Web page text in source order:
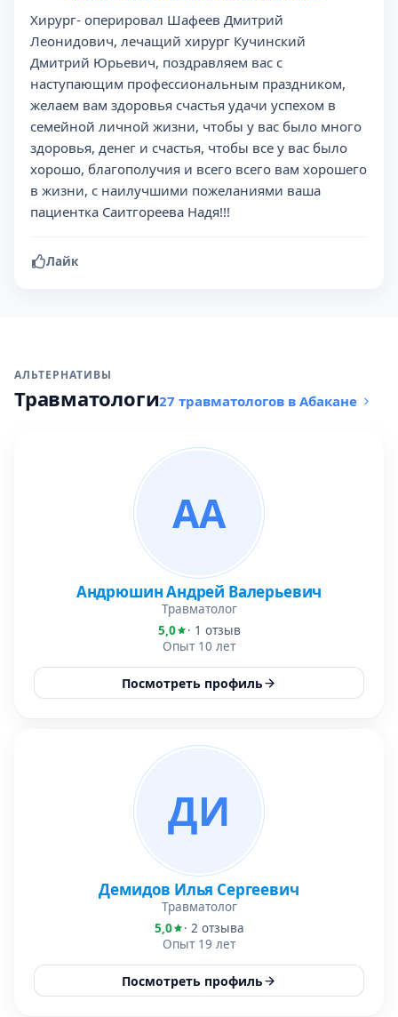
Хирург- оперировал Шафеев Дмитрий
Леонидович, лечащий хирург Кучинский
Дмитрий Юрьевич, поздравляем вас с
наступающим профессиональным праздником,
желаем вам здоровья счастья удачи успехом в
семейной личной жизни, чтобы у вас было много
здоровья, денег и счастья, чтобы все у вас было
хорошо, благополучия и всего всего вам хорошего
в жизни, с наилучшими пожеланиями ваша
пациентка Саитгореева Надя!!!
Лайк
АЛЬТЕРНАТИВЫ
Травматологи27 травматологов в Абакане
АА
Андрюшин Андрей Валерьевич
Травматолог
5,0
· 1 отзыв
Опыт 10 лет
Посмотреть профиль
ДИ
Демидов Илья Сергеевич
Травматолог
5,0
· 2 отзыва
Опыт 19 лет
Посмотреть профиль